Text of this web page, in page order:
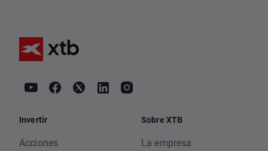
Invertir
Acciones
Sobre XTB
La empresa